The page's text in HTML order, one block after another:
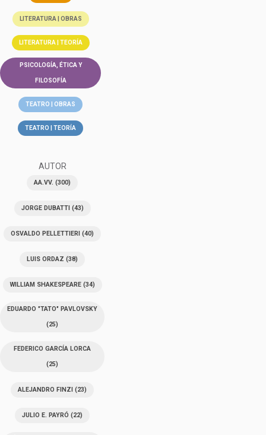
LITERATURA | OBRAS
LITERATURA | TEORÍA
PSICOLOGÍA, ÉTICA Y
FILOSOFÍA
TEATRO | OBRAS
TEATRO | TEORÍA
AUTOR
AA.VV. (300)
JORGE DUBATTI(43)
OSVALDO PELLETTIERI (40)
LUIS ORDAZ (38)
WILLIAM SHAKESPEARE(34)
EDUARDO "TATO" PAVLOVSKY
(25)
FEDERICO GARCÍA LORCA
(25)
ALEJANDRO FINZI (23)
JULIO E. PAYRÓ (22)